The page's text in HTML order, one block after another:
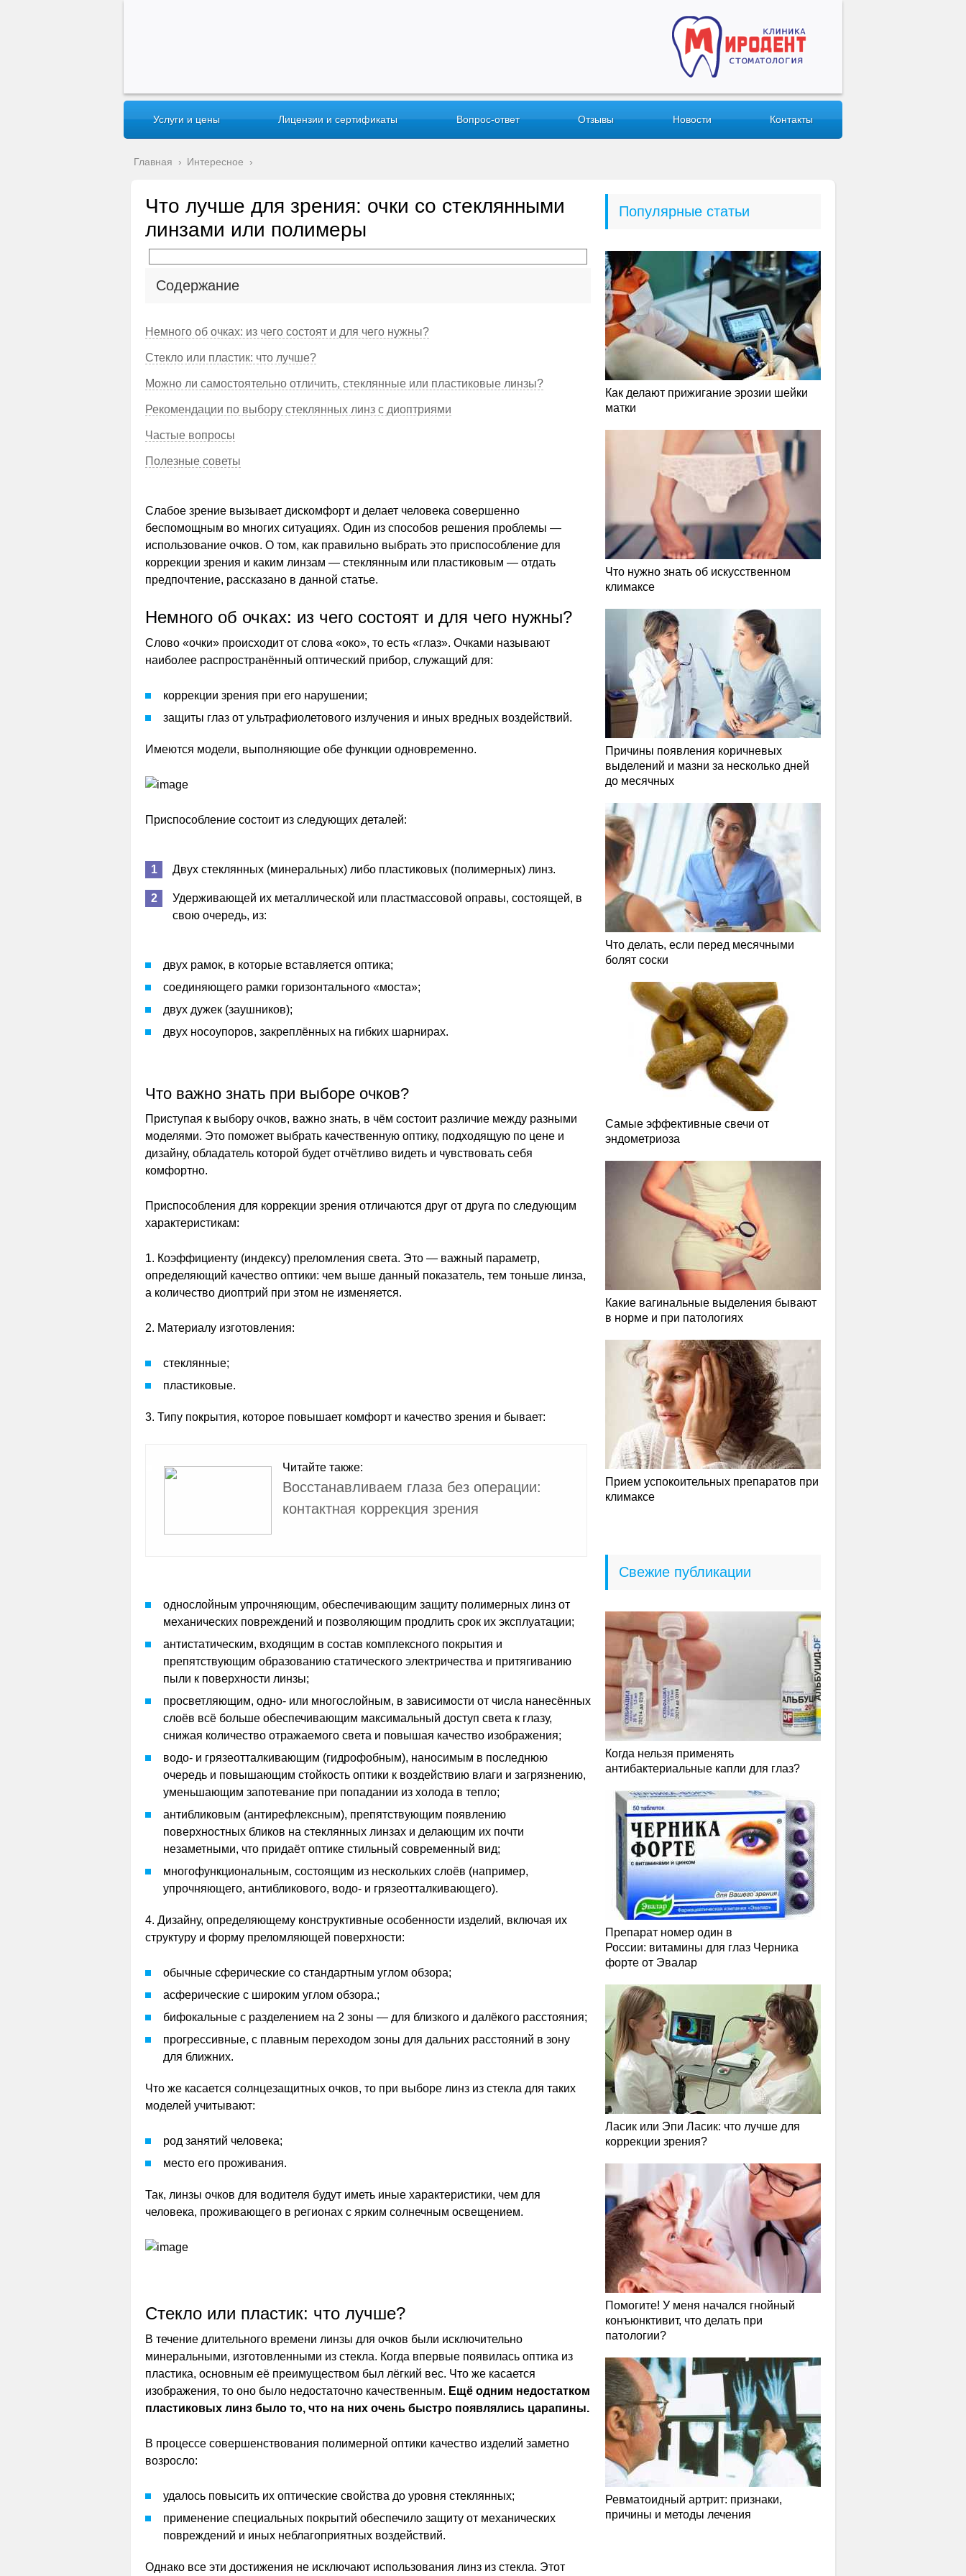
Услуги и цены Лицензии и сертификаты Вопрос-ответ Отзывы Новости Контакты
Главная › Интересное ›
Что лучше для зрения: очки со стеклянными
линзами или полимеры
Содержание
Немного об очках: из чего состоят и для чего нужны?
Стекло или пластик: что лучше?
Можно ли самостоятельно отличить, стеклянные или пластиковые линзы?
Рекомендации по выбору стеклянных линз с диоптриями
Частые вопросы
Полезные советы
Слабое зрение вызывает дискомфорт и делает человека совершенно
беспомощным во многих ситуациях. Один из способов решения проблемы —
использование очков. О том, как правильно выбрать это приспособление для
коррекции зрения и каким линзам — стеклянным или пластиковым — отдать
предпочтение, рассказано в данной статье.
Немного об очках: из чего состоят и для чего нужны?
Слово «очки» происходит от слова «око», то есть «глаз». Очками называют
наиболее распространённый оптический прибор, служащий для:
коррекции зрения при его нарушении;
защиты глаз от ультрафиолетового излучения и иных вредных воздействий.
Имеются модели, выполняющие обе функции одновременно.
Приспособление состоит из следующих деталей:
Двух стеклянных (минеральных) либо пластиковых (полимерных) линз.
Удерживающей их металлической или пластмассовой оправы, состоящей, в
свою очередь, из:
двух рамок, в которые вставляется оптика;
соединяющего рамки горизонтального «моста»;
двух дужек (заушников);
двух носоупоров, закреплённых на гибких шарнирах.
Что важно знать при выборе очков?
Приступая к выбору очков, важно знать, в чём состоит различие между разными
моделями. Это поможет выбрать качественную оптику, подходящую по цене и
дизайну, обладатель которой будет отчётливо видеть и чувствовать себя
комфортно.
Приспособления для коррекции зрения отличаются друг от друга по следующим
характеристикам:
1. Коэффициенту (индексу) преломления света. Это — важный параметр,
определяющий качество оптики: чем выше данный показатель, тем тоньше линза,
а количество диоптрий при этом не изменяется.
2. Материалу изготовления:
стеклянные;
пластиковые.
3. Типу покрытия, которое повышает комфорт и качество зрения и бывает:
Читайте также:
Восстанавливаем глаза без операции:
контактная коррекция зрения
однослойным упрочняющим, обеспечивающим защиту полимерных линз от
механических повреждений и позволяющим продлить срок их эксплуатации;
антистатическим, входящим в состав комплексного покрытия и
препятствующим образованию статического электричества и притягиванию
пыли к поверхности линзы;
просветляющим, одно- или многослойным, в зависимости от числа нанесённых
слоёв всё больше обеспечивающим максимальный доступ света к глазу,
снижая количество отражаемого света и повышая качество изображения;
водо- и грязеотталкивающим (гидрофобным), наносимым в последнюю
очередь и повышающим стойкость оптики к воздействию влаги и загрязнению,
уменьшающим запотевание при попадании из холода в тепло;
антибликовым (антирефлексным), препятствующим появлению
поверхностных бликов на стеклянных линзах и делающим их почти
незаметными, что придаёт оптике стильный современный вид;
многофункциональным, состоящим из нескольких слоёв (например,
упрочняющего, антибликового, водо- и грязеотталкивающего).
4. Дизайну, определяющему конструктивные особенности изделий, включая их
структуру и форму преломляющей поверхности:
обычные сферические со стандартным углом обзора;
асферические с широким углом обзора.;
бифокальные с разделением на 2 зоны — для близкого и далёкого расстояния;
прогрессивные, с плавным переходом зоны для дальних расстояний в зону
для ближних.
Что же касается солнцезащитных очков, то при выборе линз из стекла для таких
моделей учитывают:
род занятий человека;
место его проживания.
Так, линзы очков для водителя будут иметь иные характеристики, чем для
человека, проживающего в регионах с ярким солнечным освещением.
Стекло или пластик: что лучше?
В течение длительного времени линзы для очков были исключительно
минеральными, изготовленными из стекла. Когда впервые появилась оптика из
пластика, основным её преимуществом был лёгкий вес. Что же касается
изображения, то оно было недостаточно качественным. Ещё одним недостатком
пластиковых линз было то, что на них очень быстро появлялись царапины.
В процессе совершенствования полимерной оптики качество изделий заметно
возросло:
удалось повысить их оптические свойства до уровня стеклянных;
применение специальных покрытий обеспечило защиту от механических
повреждений и иных неблагоприятных воздействий.
Однако все эти достижения не исключают использования линз из стекла. Этот
Популярные статьи
Как делают прижигание эрозии шейки
матки
Что нужно знать об искусственном
климаксе
Причины появления коричневых
выделений и мазни за несколько дней
до месячных
Что делать, если перед месячными
болят соски
Самые эффективные свечи от
эндометриоза
Какие вагинальные выделения бывают
в норме и при патологиях
Прием успокоительных препаратов при
климаксе
Свежие публикации
Когда нельзя применять
антибактериальные капли для глаз?
Препарат номер один в
России: витамины для глаз Черника
форте от Эвалар
Ласик или Эпи Ласик: что лучше для
коррекции зрения?
Помогите! У меня начался гнойный
конъюнктивит, что делать при
патологии?
Ревматоидный артрит: признаки,
причины и методы лечения